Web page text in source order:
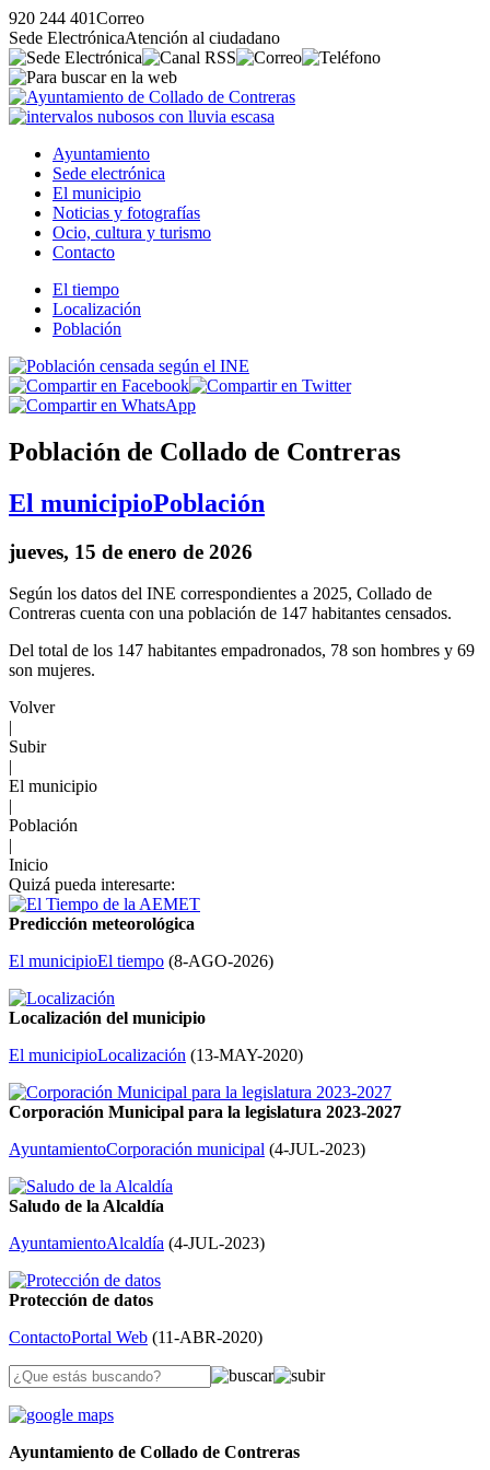
920 244 401Correo
Sede ElectrónicaAtención al ciudadano
Ayuntamiento
Sede electrónica
El municipio
Noticias y fotografías
Ocio, cultura y turismo
Contacto
El tiempo
Localización
Población
Población de Collado de Contreras
El municipioPoblación
jueves, 15 de enero de 2026
Según los datos del INE correspondientes a 2025, Collado de
Contreras cuenta con una población de 147 habitantes censados.
Del total de los 147 habitantes empadronados, 78 son hombres y 69
son mujeres.
Volver
|
Subir
|
El municipio
|
Población
|
Inicio
Quizá pueda interesarte:
Predicción meteorológica
El municipioEl tiempo (8-AGO-2026)
Localización del municipio
El municipioLocalización (13-MAY-2020)
Corporación Municipal para la legislatura 2023-2027
AyuntamientoCorporación municipal (4-JUL-2023)
Saludo de la Alcaldía
AyuntamientoAlcaldía (4-JUL-2023)
Protección de datos
ContactoPortal Web (11-ABR-2020)
Ayuntamiento de Collado de Contreras